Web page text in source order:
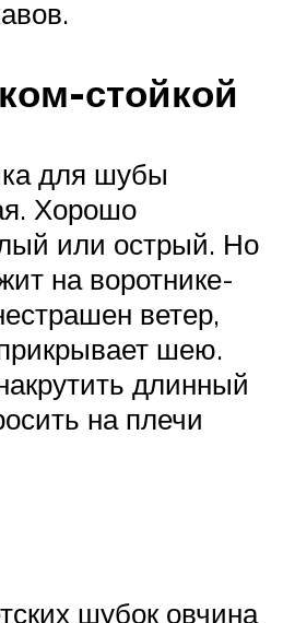
стойкой
для шубы
Хорошо
или острый. Но
на воротнике-
ветер,
шею.
длинный
на плечи
шубок овчина